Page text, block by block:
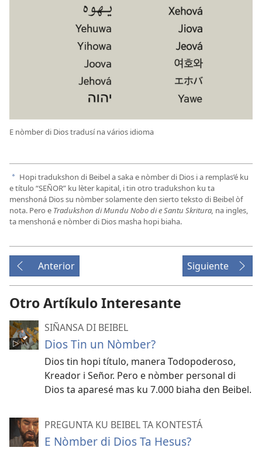
E nòmber di Dios tradusí na vários idioma
a Hopi tradukshon di Beibel a saka e nòmber di Dios i a remplas’é ku
e título “SEÑOR” ku lèter kapital, i tin otro tradukshon ku ta
menshoná Dios su nòmber solamente den sierto teksto di Beibel òf
nota. Pero e Tradukshon di Mundu Nobo di e Santu Skritura, na ingles,
ta menshoná e nòmber di Dios masha hopi biaha.
Anterior Siguiente
Otro Artíkulo Interesante
SIÑANSA DI BEIBEL
Dios Tin un Nòmber?
Dios tin hopi título, manera Todopoderoso,
Kreador i Señor. Pero e nòmber personal di
Dios ta aparesé mas ku 7.000 biaha den Beibel.
PREGUNTA KU BEIBEL TA KONTESTÁ
E Nòmber di Dios Ta Hesus?